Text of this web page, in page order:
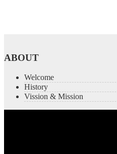
ABOUT
Welcome
History
Vission & Mission